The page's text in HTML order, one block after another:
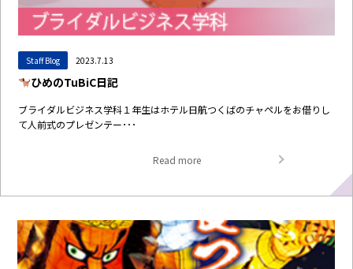
Staff Blog 2023.7.13
ひめのTuBiC日記
ブライダルビジネス学科１年生はホテル日航つくばのチャペルをお借りし
て人前式のプレゼンテー･･･
Read more